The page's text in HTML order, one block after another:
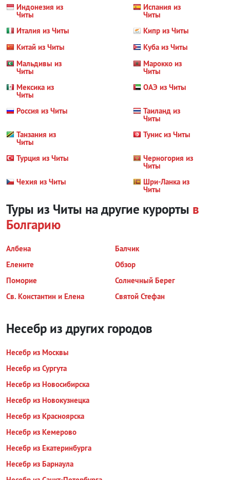
Индонезия из
Читы
Испания из
Читы
Италия из Читы
Кипр из Читы
Китай из Читы
Куба из Читы
Мальдивы из
Читы
Марокко из
Читы
Мексика из
Читы
ОАЭ из Читы
Россия из Читы Таиланд из
Читы
Танзания из
Читы
Тунис из Читы
Турция из Читы Черногория из
Читы
Чехия из Читы
Шри-Ланка из
Читы
Туры из Читы на другие курорты в
Болгарию
Албена
Балчик
Елените
Обзор
Поморие
Солнечный Берег
Св. Константин и Елена
Святой Стефан
Несебр из других городов
Несебр из Москвы
Несебр из Сургута
Несебр из Новосибирска
Несебр из Новокузнецка
Несебр из Красноярска
Несебр из Кемерово
Несебр из Екатеринбурга
Несебр из Барнаула